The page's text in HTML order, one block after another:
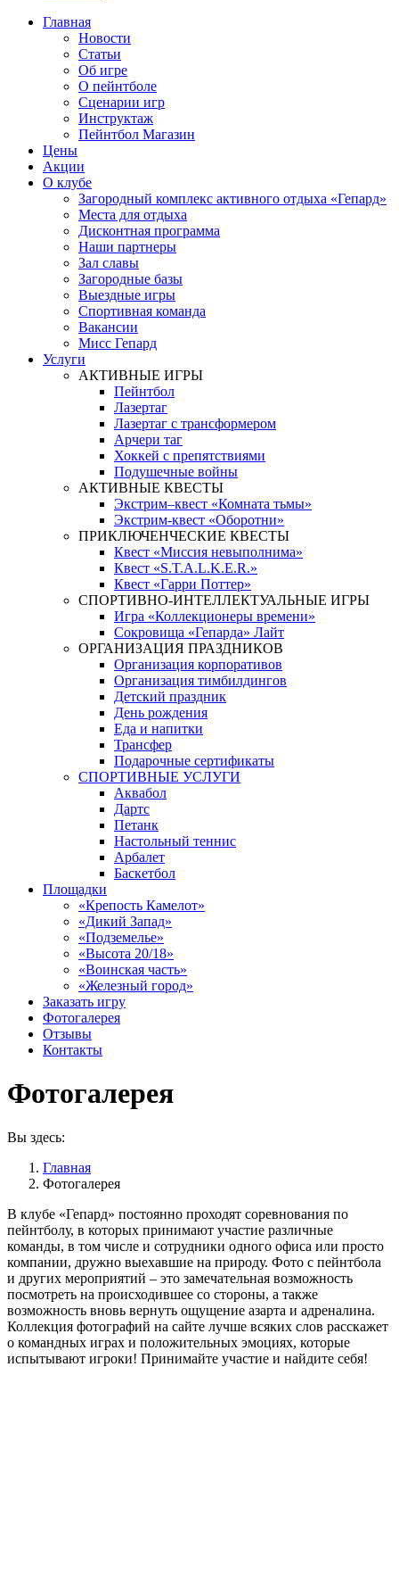
Главная
Новости
Статьи
Об игре
О пейнтболе
Сценарии игр
Инструктаж
Пейнтбол Магазин
Цены
Акции
О клубе
Загородный комплекс активного отдыха «Гепард»
Места для отдыха
Дисконтная программа
Наши партнеры
Зал славы
Загородные базы
Выездные игры
Спортивная команда
Вакансии
Мисс Гепард
Услуги
АКТИВНЫЕ ИГРЫ
Пейнтбол
Лазертаг
Лазертаг с трансформером
Арчери таг
Хоккей с препятствиями
Подушечные войны
АКТИВНЫЕ КВЕСТЫ
Экстрим–квест «Комната тьмы»
Экстрим-квест «Оборотни»
ПРИКЛЮЧЕНЧЕСКИЕ КВЕСТЫ
Квест «Миссия невыполнима»
Квест «S.T.A.L.K.E.R.»
Квест «Гарри Поттер»
СПОРТИВНО-ИНТЕЛЛЕКТУАЛЬНЫЕ ИГРЫ
Игра «Коллекционеры времени»
Сокровища «Гепарда» Лайт
ОРГАНИЗАЦИЯ ПРАЗДНИКОВ
Организация корпоративов
Организация тимбилдингов
Детский праздник
День рождения
Еда и напитки
Трансфер
Подарочные сертификаты
СПОРТИВНЫЕ УСЛУГИ
Аквабол
Дартс
Петанк
Настольный теннис
Арбалет
Баскетбол
Площадки
«Крепость Камелот»
«Дикий Запад»
«Подземелье»
«Высота 20/18»
«Воинская часть»
«Железный город»
Заказать игру
Фотогалерея
Отзывы
Контакты
Фотогалерея
Вы здесь:
Главная
Фотогалерея
В клубе «Гепард» постоянно проходят соревнования по
пейнтболу, в которых принимают участие различные
команды, в том числе и сотрудники одного офиса или просто
компании, дружно выехавшие на природу. Фото с пейнтбола
и других мероприятий – это замечательная возможность
посмотреть на происходившее со стороны, а также
возможность вновь вернуть ощущение азарта и адреналина.
Коллекция фотографий на сайте лучше всяких слов расскажет
о командных играх и положительных эмоциях, которые
испытывают игроки! Принимайте участие и найдите себя!